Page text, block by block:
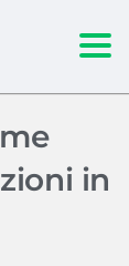
in